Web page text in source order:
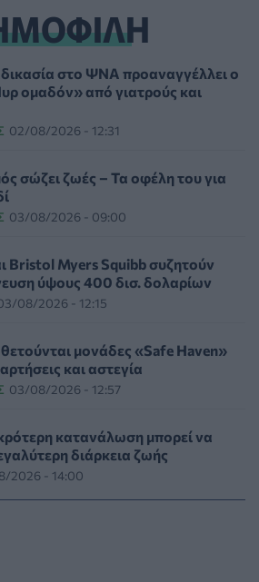
οι υψηλές θερμοκρασίες
και αυξάνουν τη σωματική
ΠΦΥ
2026 - 18:03
υπερβολικά ευρύ»
- 16:00
από τις δοκιμές
στο ΨΝΑ προαναγγέλλει ο
ομαδόν» από γιατρούς και
02/08/2026 - 12:31
σώζει ζωές – Τα οφέλη του για
03/08/2026 - 09:00
Bristol Myers Squibb συζητούν
ύψους 400 δισ. δολαρίων
08/2026 - 12:15
μονάδες «Safe Haven»
και αστεγία
03/08/2026 - 12:57
κατανάλωση μπορεί να
διάρκεια ζωής
2026 - 14:00